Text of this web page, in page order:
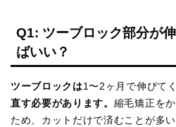
Q1: ツーブロック部分が
ばいい？
ツーブロックは1〜2ヶ月で伸びて
直す必要があります。 縮毛矯正を
ため、カットだけで済むことが多い